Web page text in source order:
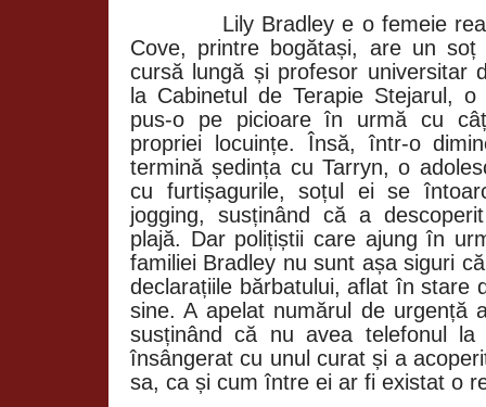
Lily Bradley e o femeie
Cove, printre bogătași, are un
cursă lungă și profesor universitar
la Cabinetul de Terapie Stejarul,
pus-o pe picioare în urmă cu
propriei locuințe. Însă, într-o
termină ședința cu Tarryn, o
cu furtișagurile, soțul ei se
jogging, susținând că a
plajă. Dar polițiștii care ajung în
familiei Bradley nu sunt așa siguri
declarațiile bărbatului, aflat în stare
sine. A apelat numărul de urgență
susținând că nu avea telefonul
însângerat cu unul curat și a
sa, ca și cum între ei ar fi existat o